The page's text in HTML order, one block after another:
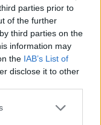
parties prior to
of the further
third parties on the
information may
the IAB’s List of
disclose it to other
1